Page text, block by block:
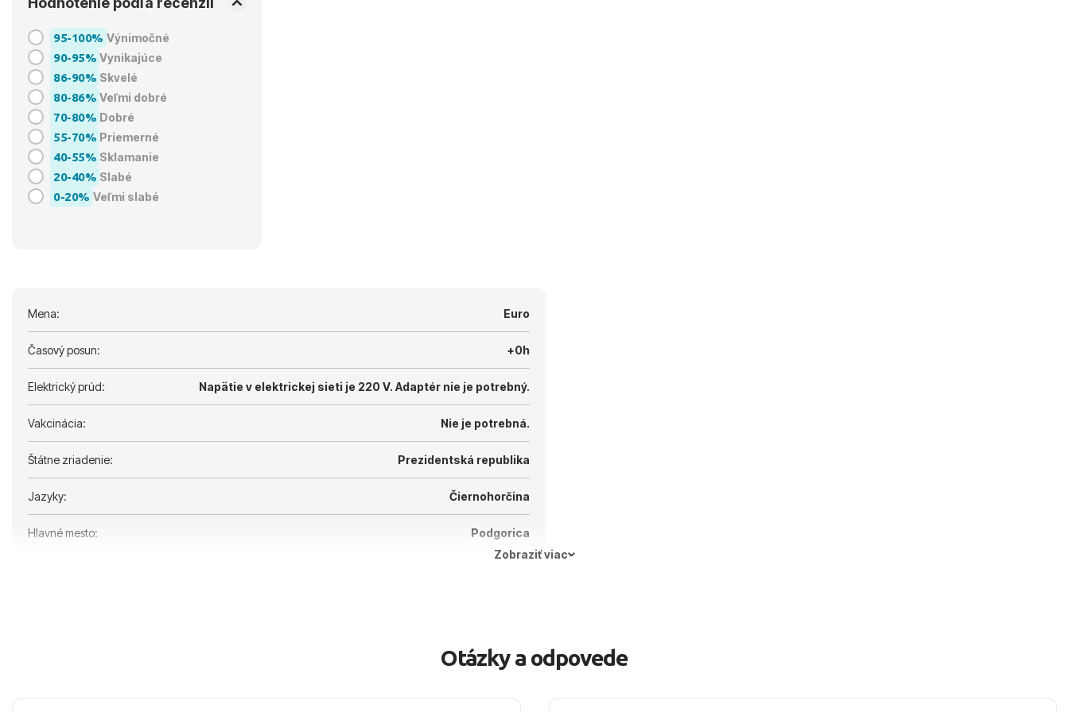
95-100% Výnimočné
90-95% Vynikajúce
86-90% Skvelé
80-86% Veľmi dobré
70-80% Dobré
55-70% Priemerné
40-55% Sklamanie
20-40% Slabé
0-20% Veľmi slabé
Mena: Euro
Časový posun: +0h
Elektrický prúd: Napätie v elektrickej sieti je 220 V. Adaptér nie je potrebný.
Vakcinácia: Nie je potrebná.
Štátne zriadenie: Prezidentská republika
Jazyky: Čiernohorčina
Hlavné mesto:
Podgorica
Zobraziť viac
Otázky a odpovede